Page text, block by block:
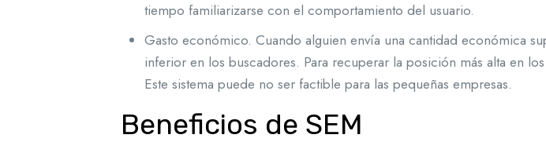
tiempo familiarizarse con el comportamiento del usuario.
Gasto económico. Cuando alguien envía una cantidad económica
inferior en los buscadores. Para recuperar la posición más alta en
Este sistema puede no ser factible para las pequeñas empresas.
Beneficios de SEM